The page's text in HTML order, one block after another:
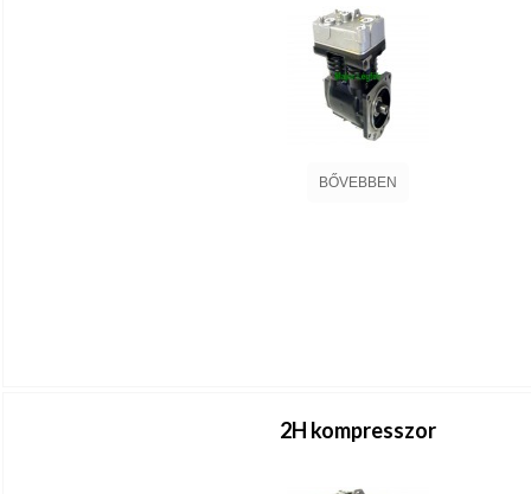
BŐVEBBEN
2H kompresszor